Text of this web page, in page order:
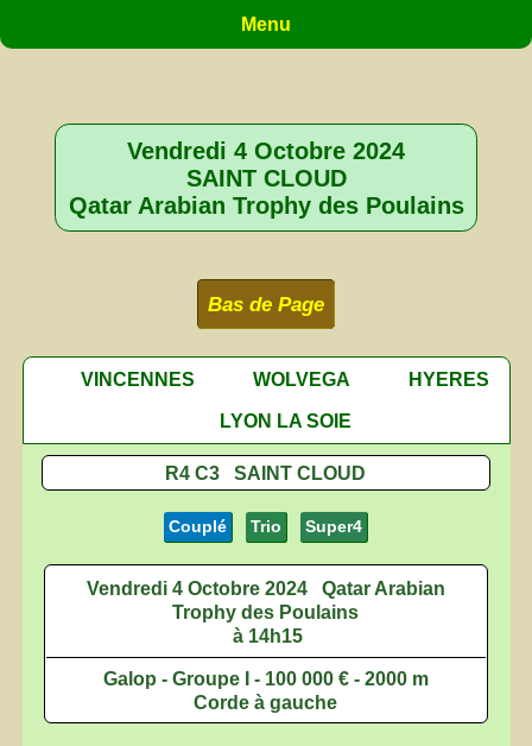
Menu
Vendredi 4 Octobre 2024
SAINT CLOUD
Qatar Arabian Trophy des Poulains
Bas de Page
VINCENNES WOLVEGA
HYERES
LYON LA SOIE
R4 C3 SAINT CLOUD
Couplé Trio Super4
Vendredi 4 Octobre 2024
Qatar Arabian
Trophy des Poulains
à 14h15
Galop - Groupe I - 100 000 € - 2000 m
Corde à gauche